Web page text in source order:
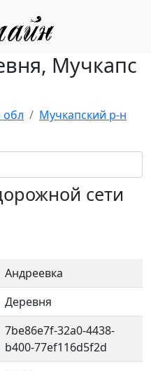
Мучкапс
обл
Мучкапский р-н
сети
Андреевка
Деревня
7be86e7f-32a0-4438-
b400-77ef116d5f2d